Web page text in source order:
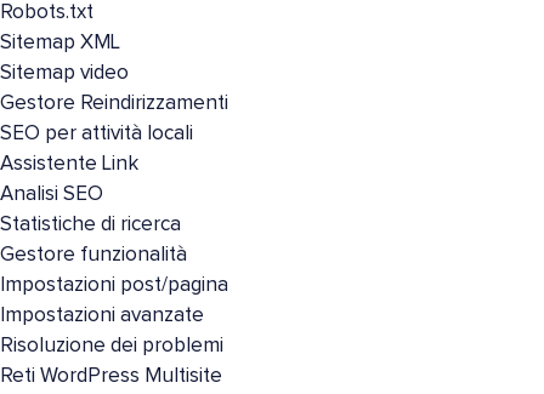
Robots.txt
Sitemap XML
Sitemap video
Gestore Reindirizzamenti
SEO per attività locali
Assistente Link
Analisi SEO
Statistiche di ricerca
Gestore funzionalità
Impostazioni post/pagina
Impostazioni avanzate
Risoluzione dei problemi
Reti WordPress Multisite